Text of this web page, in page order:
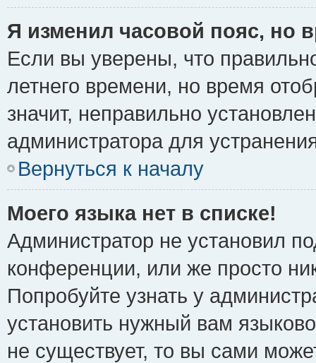
Я изменил часовой пояс, но
Если вы уверены, что
летнего времени, но время
значит, неправильно
администратора для
Вернуться к началу
Моего языка нет в списке!
Администратор не установил
конференции, или же просто
Попробуйте узнать у
установить нужный вам
не существует, то вы сами